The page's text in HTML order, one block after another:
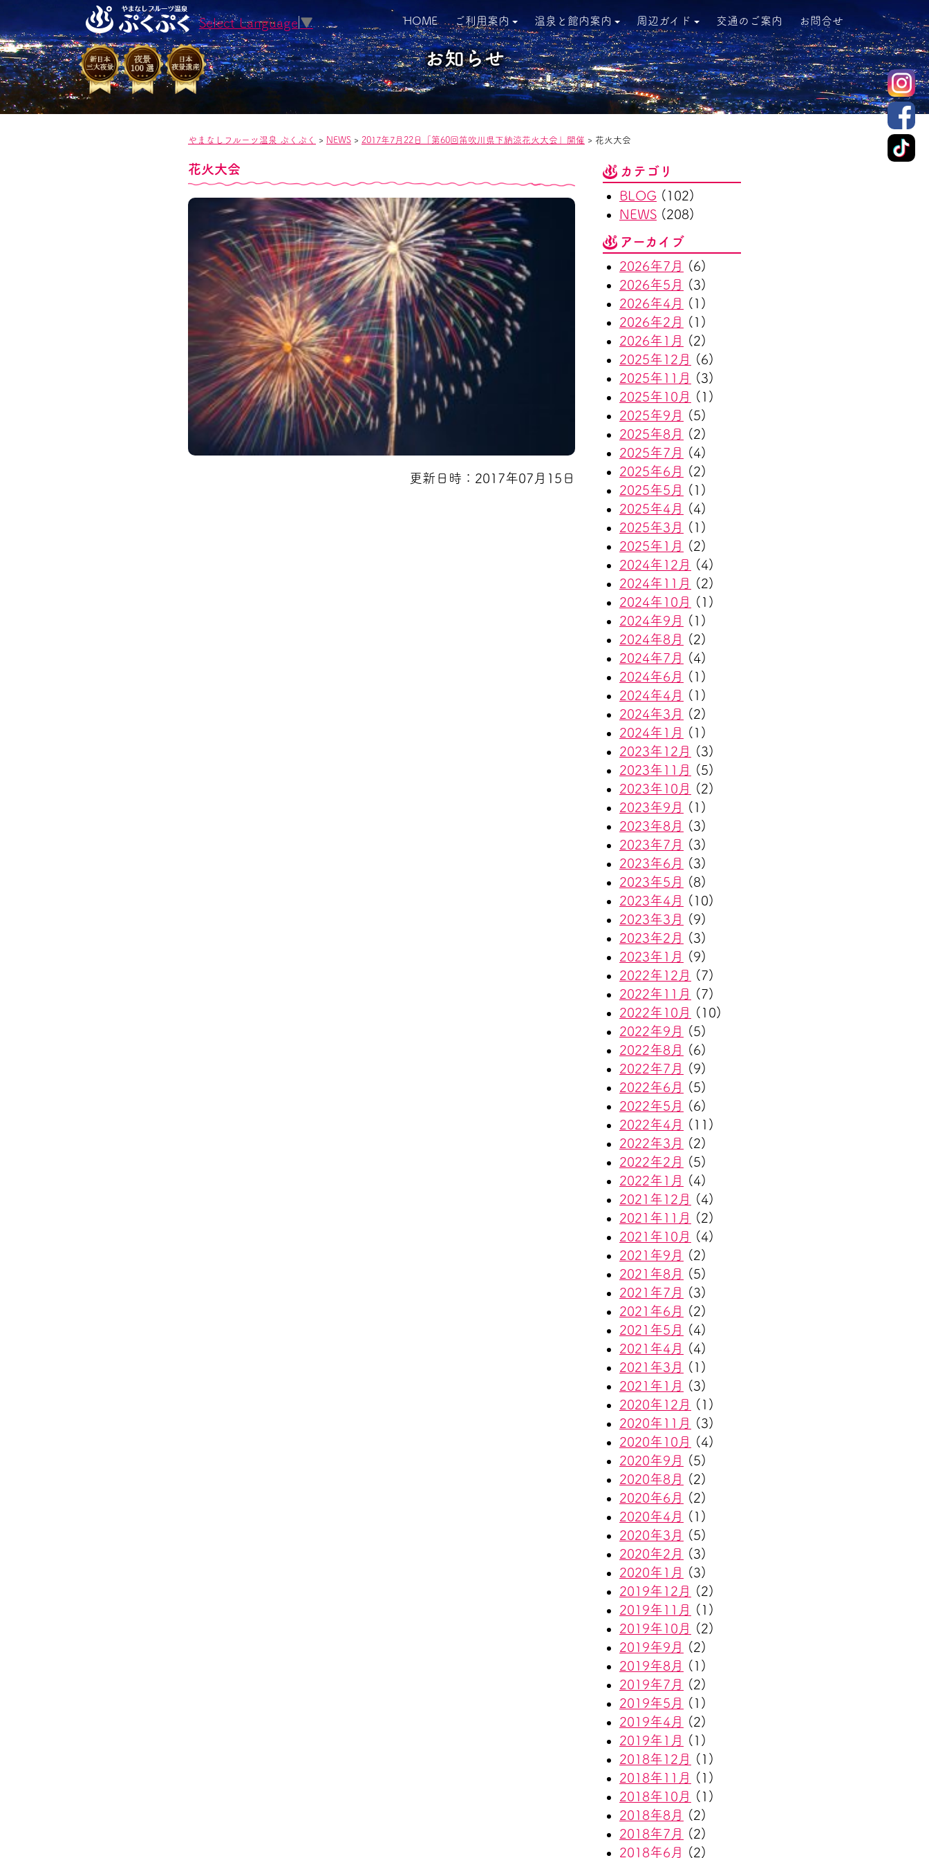
HOME ご利用案内 温泉と館内案内 周辺ガイド 交通のご案内 お問合せ
Select Language ▼
お知らせ
やまなしフルーツ温泉 ぷくぷく > NEWS > 2017年7月22日「第60回笛吹川県下納涼花火大会」開催 > 花火大会
花火大会
更新日時：2017年07月15日
カテゴリ
BLOG (102)
NEWS (208)
アーカイブ
2026年7月
(6)
2026年5月
(3)
2026年4月
(1)
2026年2月
(1)
2026年1月
(2)
2025年12月
(6)
2025年11月
(3)
2025年10月
(1)
2025年9月
(5)
2025年8月
(2)
2025年7月
(4)
2025年6月
(2)
2025年5月
(1)
2025年4月
(4)
2025年3月
(1)
2025年1月
(2)
2024年12月
(4)
2024年11月
(2)
2024年10月
(1)
2024年9月
(1)
2024年8月
(2)
2024年7月
(4)
2024年6月
(1)
2024年4月
(1)
2024年3月
(2)
2024年1月
(1)
2023年12月
(3)
2023年11月
(5)
2023年10月
(2)
2023年9月
(1)
2023年8月
(3)
2023年7月
(3)
2023年6月
(3)
2023年5月
(8)
2023年4月
(10)
2023年3月
(9)
2023年2月
(3)
2023年1月
(9)
2022年12月
(7)
2022年11月
(7)
2022年10月
(10)
2022年9月
(5)
2022年8月
(6)
2022年7月
(9)
2022年6月
(5)
2022年5月
(6)
2022年4月
(11)
2022年3月
(2)
2022年2月
(5)
2022年1月
(4)
2021年12月
(4)
2021年11月
(2)
2021年10月
(4)
2021年9月
(2)
2021年8月
(5)
2021年7月
(3)
2021年6月
(2)
2021年5月
(4)
2021年4月
(4)
2021年3月
(1)
2021年1月
(3)
2020年12月
(1)
2020年11月
(3)
2020年10月
(4)
2020年9月
(5)
2020年8月
(2)
2020年6月
(2)
2020年4月
(1)
2020年3月
(5)
2020年2月
(3)
2020年1月
(3)
2019年12月
(2)
2019年11月
(1)
2019年10月
(2)
2019年9月
(2)
2019年8月
(1)
2019年7月
(2)
2019年5月
(1)
2019年4月
(2)
2019年1月
(1)
2018年12月
(1)
2018年11月
(1)
2018年10月
(1)
2018年8月
(2)
2018年7月
(2)
2018年6月
(2)